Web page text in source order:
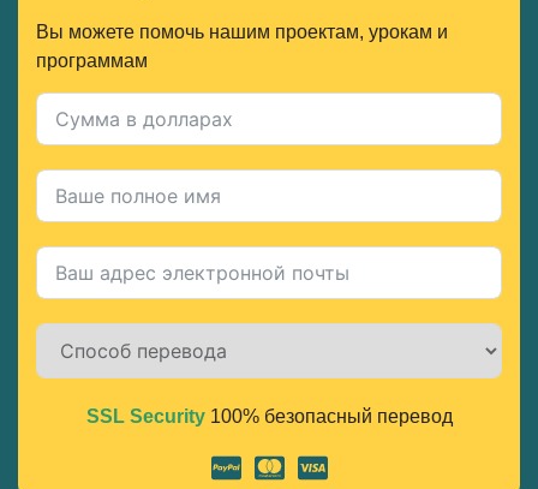
Вы можете помочь нашим проектам, урокам и
программам
Alternative:
SSL Security100% безопасный перевод